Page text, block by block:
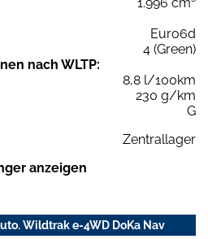
Euro6d
4 (Green)
nach WLTP:
8,8 l/100km
230 g/km
G
Zentrallager
anzeigen
Wildtrak e-4WD DoKa Nav